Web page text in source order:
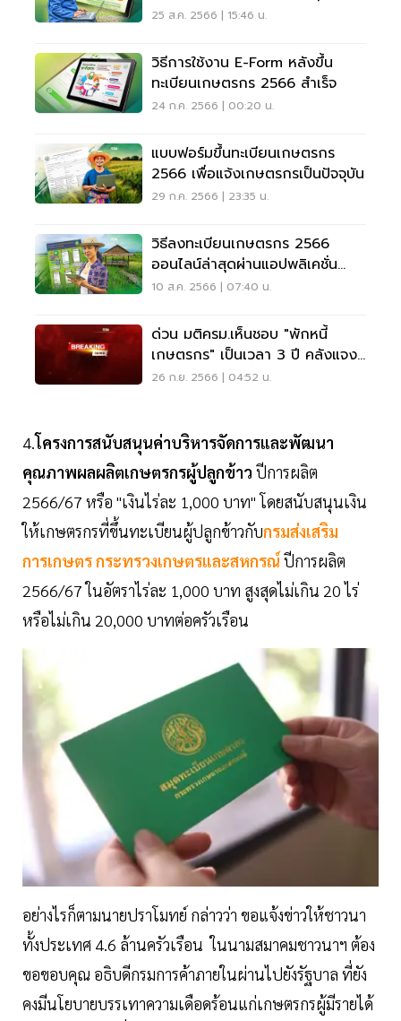
25 ส.ค. 2566 | 15:46 น.
วิธีการใช้งาน E-Form หลังขึ้น
ทะเบียนเกษตรกร 2566 สำเร็จ
24 ก.ค. 2566 | 00:20 น.
แบบฟอร์มขึ้นทะเบียนเกษตรกร
2566 เพื่อแจ้งเกษตรกรเป็นปัจจุบัน
29 ก.ค. 2566 | 23:35 น.
วิธีลงทะเบียนเกษตรกร 2566
ออนไลน์ล่าสุดผ่านแอปพลิเคชั่น
Farmbook
10 ส.ค. 2566 | 07:40 น.
ด่วน มติครม.เห็นชอบ "พักหนี้
เกษตรกร" เป็นเวลา 3 ปี คลังแจง
รายละเอียดบ่ายนี้
26 ก.ย. 2566 | 04:52 น.
4.โครงการสนับสนุนค่าบริหารจัดการและพัฒนา
คุณภาพผลผลิตเกษตรกรผู้ปลูกข้าว ปีการผลิต
2566/67 หรือ "เงินไร่ละ 1,000 บาท" โดยสนับสนุนเงิน
ให้เกษตรกรที่ขึ้นทะเบียนผู้ปลูกข้าวกับกรมส่งเสริม
การเกษตรกระทรวงเกษตรและสหกรณ์ ปีการผลิต
2566/67 ในอัตราไร่ละ 1,000 บาท สูงสุดไม่เกิน 20 ไร่
หรือไม่เกิน 20,000 บาทต่อครัวเรือน
อย่างไรก็ตามนายปราโมทย์ กล่าวว่า ขอแจ้งข่าวให้ชาวนา
ทั้งประเทศ 4.6 ล้านครัวเรือน ในนามสมาคมชาวนาฯ ต้อง
ขอขอบคุณ อธิบดีกรมการค้าภายในผ่านไปยังรัฐบาล ที่ยัง
คงมีนโยบายบรรเทาความเดือดร้อนแก่เกษตรกรผู้มีรายได้